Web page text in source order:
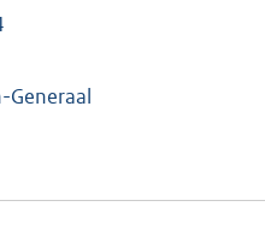
Generaal